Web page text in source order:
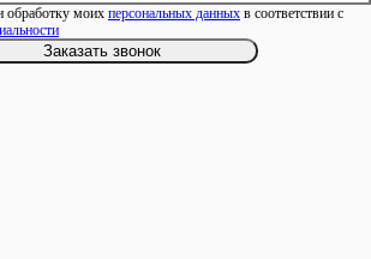
обработку моих персональных данных в соответствии с